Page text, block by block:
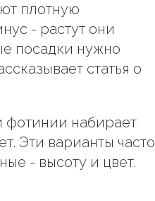
плотную
- растут они
посадки нужно
статья о
фотинии набирает
Эти варианты часто
- высоту и цвет.